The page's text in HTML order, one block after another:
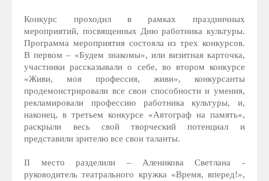
Конкурс проходил в рамках праздничных
мероприятий, посвященных Дню работника культуры.
Программа мероприятия состояла из трех конкурсов.
В первом – «Будем знакомы», или визитная карточка,
участники рассказывали о себе, во втором конкурсе
«Живи, моя профессия, живи», конкурсанты
продемонстрировали все свои способности и умения,
рекламировали профессию работника культуры, и,
наконец, в третьем конкурсе «Автограф на память»,
раскрыли весь свой творческий потенциал и
представили зрителю все свои таланты.
II место разделили – Аленикова Светлана -
руководитель театрального кружка «Время, вперед!»,